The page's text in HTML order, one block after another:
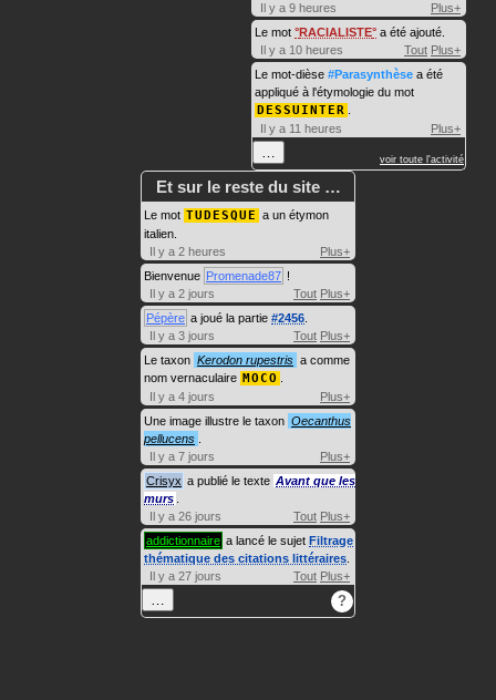
Il y a 9 heures
Plus+
Le mot RACIALISTE a été ajouté.
Il y a 10 heures
Tout Plus+
Le mot-dièse #Parasynthèse a été
appliqué à l'étymologie du mot
DESSUINTER
Il y a 11 heures
Plus+
… voir toute l'activité
Et sur le reste du site …
Le mot TUDESQUE a un étymon
italien.
Il y a 2 heures
Plus+
Bienvenue Promenade87 !
Il y a 2 jours
Tout Plus+
Pépère a joué la partie #2456
Il y a 3 jours
Tout Plus+
Le taxon Kerodon rupestris a comme
nom vernaculaire MOCO
Il y a 4 jours
Plus+
Une image illustre le taxon Oecanthus
pellucens
Il y a 7 jours
Plus+
Crisyx a publié le texte Avant que les
murs
Il y a 26 jours
Tout Plus+
addictionnaire a lancé le sujet Filtrage
thématique des citations littéraires
Il y a 27 jours
Tout Plus+
… ?